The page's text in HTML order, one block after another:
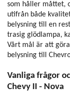
som håller måttet,
utifrån både
belysning till en
trasig glödlampa,
Vårt mål är att
belysning till
Vanliga frågor
Chevy II - Nova